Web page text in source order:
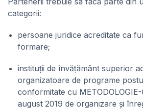
categorii:
persoane juridice acreditate ca
formare;
instituții de învățământ superior
organizatoare de programe
conformitate cu METODOLOGIE-
august 2019 de organizare și